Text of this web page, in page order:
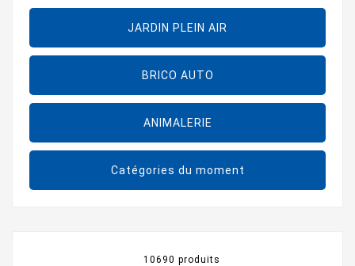
JARDIN PLEIN AIR
BRICO AUTO
ANIMALERIE
Catégories du moment
10690 produits